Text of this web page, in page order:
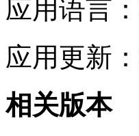
应用语言：
应用更新：
相关版本